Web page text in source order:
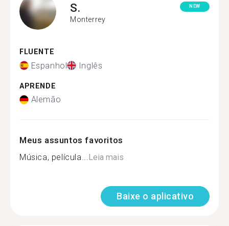
S.
Monterrey
NEW
FLUENTE
Espanhol Inglês
APRENDE
Alemão
Meus assuntos favoritos
Música, película...Leia mais
Baixe o aplicativo